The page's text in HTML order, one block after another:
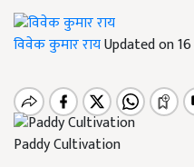
विवेक कुमार रायUpdated on
Paddy Cultivation